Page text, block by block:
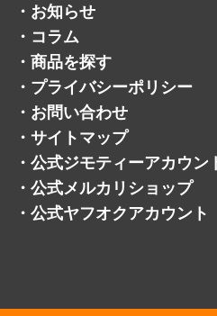
・ お問い合わせ
・ サイトマップ
・ 公式ジモティーアカウント
・ 公式メルカリショップ
・ 公式ヤフオクアカウント